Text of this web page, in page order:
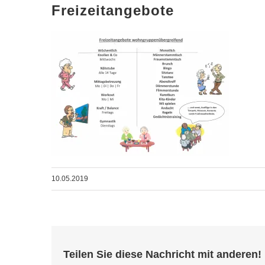
Freizeitangebote
10.05.2019
Teilen Sie diese Nachricht mit anderen!